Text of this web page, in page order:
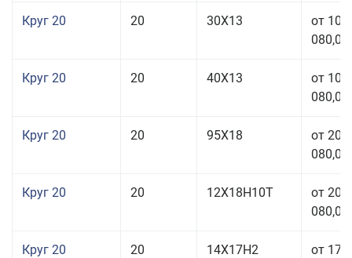
Круг 20 20 30Х13
от 103
080,00
Круг 20 20 40Х13
от 103
080,00
Круг 20 20 95Х18
от 208
080,00
Круг 20 20 12Х18Н10Т
от 209
080,00
Круг 20 20 14Х17Н2
от 175